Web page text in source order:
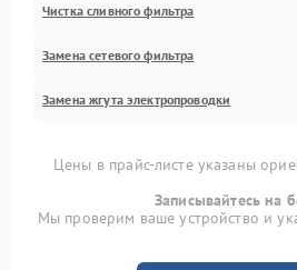
Чистка сливного фильтра
Замена сетевого фильтра
Замена жгута электропроводки
Цены в прайс-листе указаны
Записывайтесь на
Мы проверим ваше устройство и